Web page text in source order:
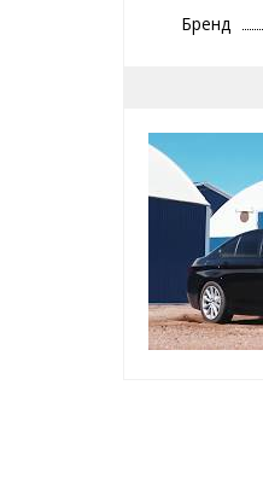
точно
не
малый
гибкость
не
Бренд